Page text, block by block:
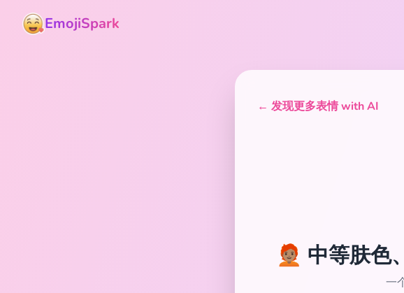
EmojiSpark
← 发现更多表情 with AI
🧑🏽‍🦰 中等
一